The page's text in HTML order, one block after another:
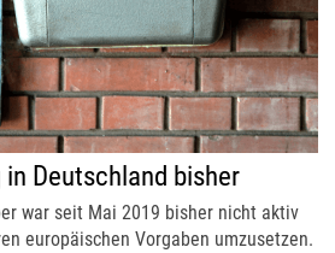
in Deutschland bisher
war seit Mai 2019 bisher nicht aktiv
europäischen Vorgaben umzusetzen.